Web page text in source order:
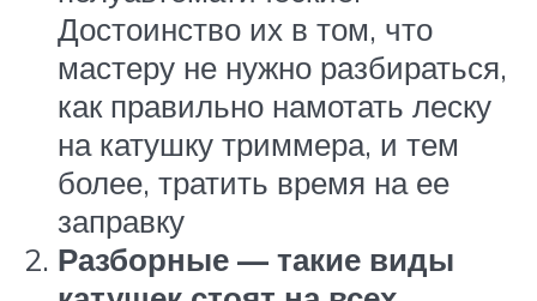
Достоинство их в том, что
мастеру не нужно разбираться,
как правильно намотать леску
на катушку триммера, и тем
более, тратить время на ее
заправку
Разборные — такие виды